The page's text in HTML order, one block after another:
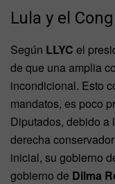
Lula y el
Según LLYC el
de que una amplia
incondicional. Esto
mandatos, es poco
Diputados, debido a
derecha
inicial, su gobierno
gobierno de Dilma